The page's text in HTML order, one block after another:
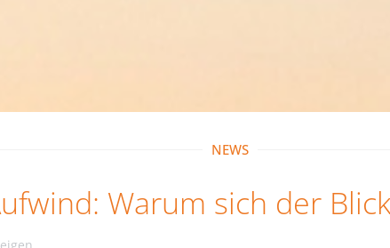
NEWS
Warum sich der